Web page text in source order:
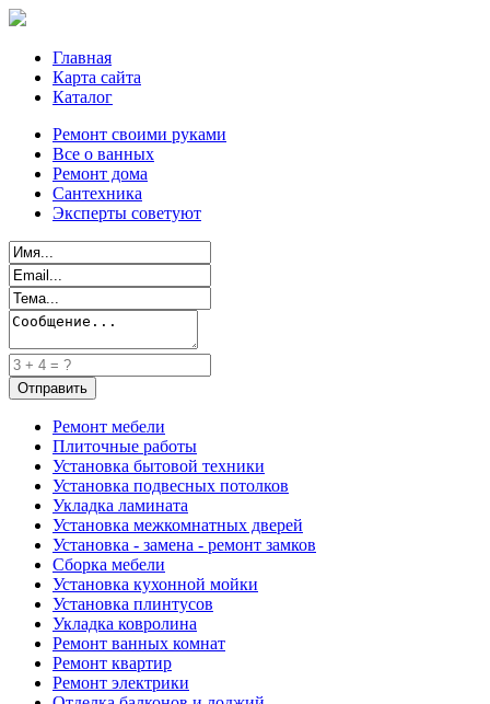
Главная
Карта сайта
Каталог
Ремонт своими руками
Все о ванных
Ремонт дома
Сантехника
Эксперты советуют
Ремонт мебели
Плиточные работы
Установка бытовой техники
Установка подвесных потолков
Укладка ламината
Установка межкомнатных дверей
Установка - замена - ремонт замков
Сборка мебели
Установка кухонной мойки
Установка плинтусов
Укладка ковролина
Ремонт ванных комнат
Ремонт квартир
Ремонт электрики